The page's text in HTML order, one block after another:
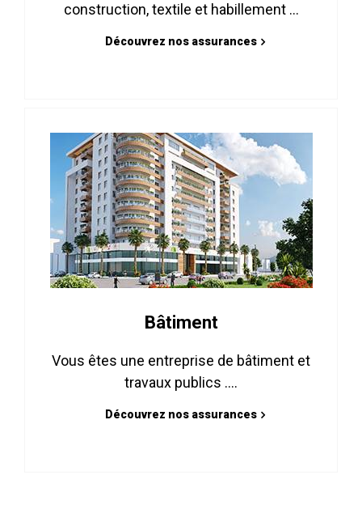
construction, textile et habillement ...
Découvrez nos assurances
Bâtiment
Vous êtes une entreprise de bâtiment et
travaux publics ....
Découvrez nos assurances